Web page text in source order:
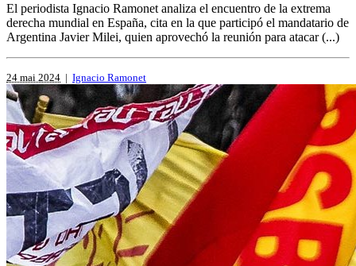
El periodista Ignacio Ramonet analiza el encuentro de la extrema
derecha mundial en España, cita en la que participó el mandatario de
Argentina Javier Milei, quien aprovechó la reunión para atacar (...)
24 mai 2024 | Ignacio Ramonet